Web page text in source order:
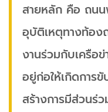
สายหลัก คือ ถนน
อุบัติเหตุทางท้อง
งานร่วมกับเครือ
อยู่ก่อให้เกิดการ
สร้างการมีส่วนร่